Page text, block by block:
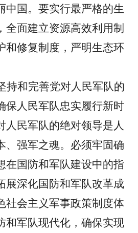
中国。要实行最严格的生
全面建立资源高效利用制
和修复制度，严明生态环
持和完善党对人民军队的
保人民军队忠实履行新时
人民军队的绝对领导是人
、强军之魂。必须牢固确
在国防和军队建设中的指
展深化国防和军队改革成
社会主义军事政策制度体
和军队现代化，确保实现